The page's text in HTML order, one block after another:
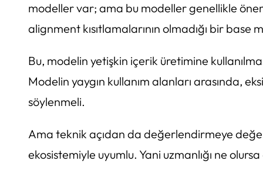
modeller var; ama bu modeller genellikle
alignment kısıtlamalarının olmadığı bir base
Bu, modelin yetişkin içerik üretimine
Modelin yaygın kullanım alanları arasında,
söylenmeli.
Ama teknik açıdan da değerlendirmeye
ekosistemiyle uyumlu. Yani uzmanlığı ne